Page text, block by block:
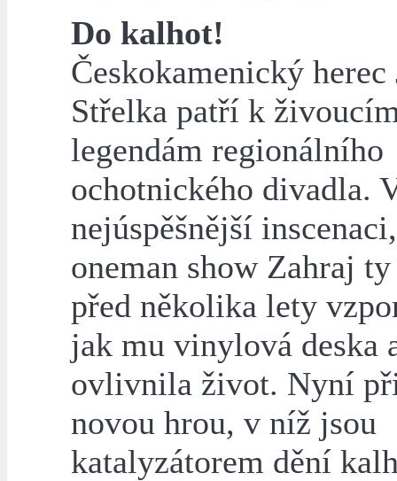
Do kalhot!
Českokamenický herec
Střelka patří k
legendám regionálního
ochotnického divadla.
nejúspěšnější inscenaci,
oneman show Zahraj
před několika lety
jak mu vinylová deska
ovlivnila život. Nyní
novou hrou, v níž jsou
katalyzátorem dění